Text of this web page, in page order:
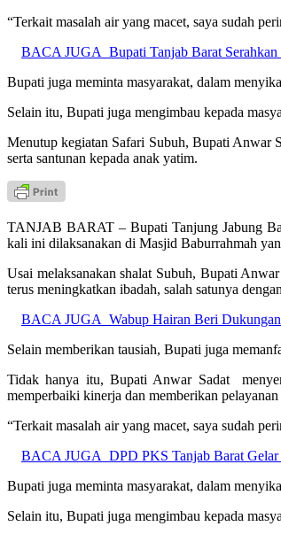
“Terkait masalah air yang macet, saya sudah
BACA JUGA Bupati Tanjab Barat
Bupati juga meminta masyarakat, dalam
Selain itu, Bupati juga mengimbau kepada
Menutup kegiatan Safari Subuh, Bupati Anwar
serta santunan kepada anak yatim.
TANJAB BARAT – Bupati Tanjung Jabung
kali ini dilaksanakan di Masjid Baburrahmah
Usai melaksanakan shalat Subuh, Bupati
terus meningkatkan ibadah, salah satunya
BACA JUGA Wabup Hairan Beri
Selain memberikan tausiah, Bupati juga
Tidak hanya itu, Bupati Anwar Sadat
memperbaiki kinerja dan memberikan
“Terkait masalah air yang macet, saya sudah
BACA JUGA DPD PKS Tanjab Barat
Bupati juga meminta masyarakat, dalam
Selain itu, Bupati juga mengimbau kepada